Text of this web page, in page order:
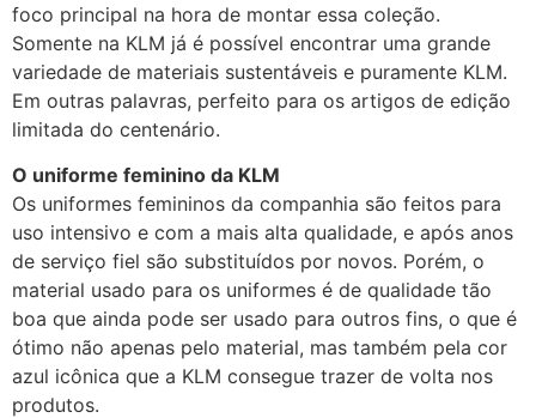
foco principal na hora de montar essa coleção.
Somente na KLM já é possível encontrar uma grande
variedade de materiais sustentáveis e puramente KLM.
Em outras palavras, perfeito para os artigos de edição
limitada do centenário.
O uniforme feminino da KLM
Os uniformes femininos da companhia são feitos para
uso intensivo e com a mais alta qualidade, e após anos
de serviço fiel são substituídos por novos. Porém, o
material usado para os uniformes é de qualidade tão
boa que ainda pode ser usado para outros fins, o que é
ótimo não apenas pelo material, mas também pela cor
azul icônica que a KLM consegue trazer de volta nos
produtos.